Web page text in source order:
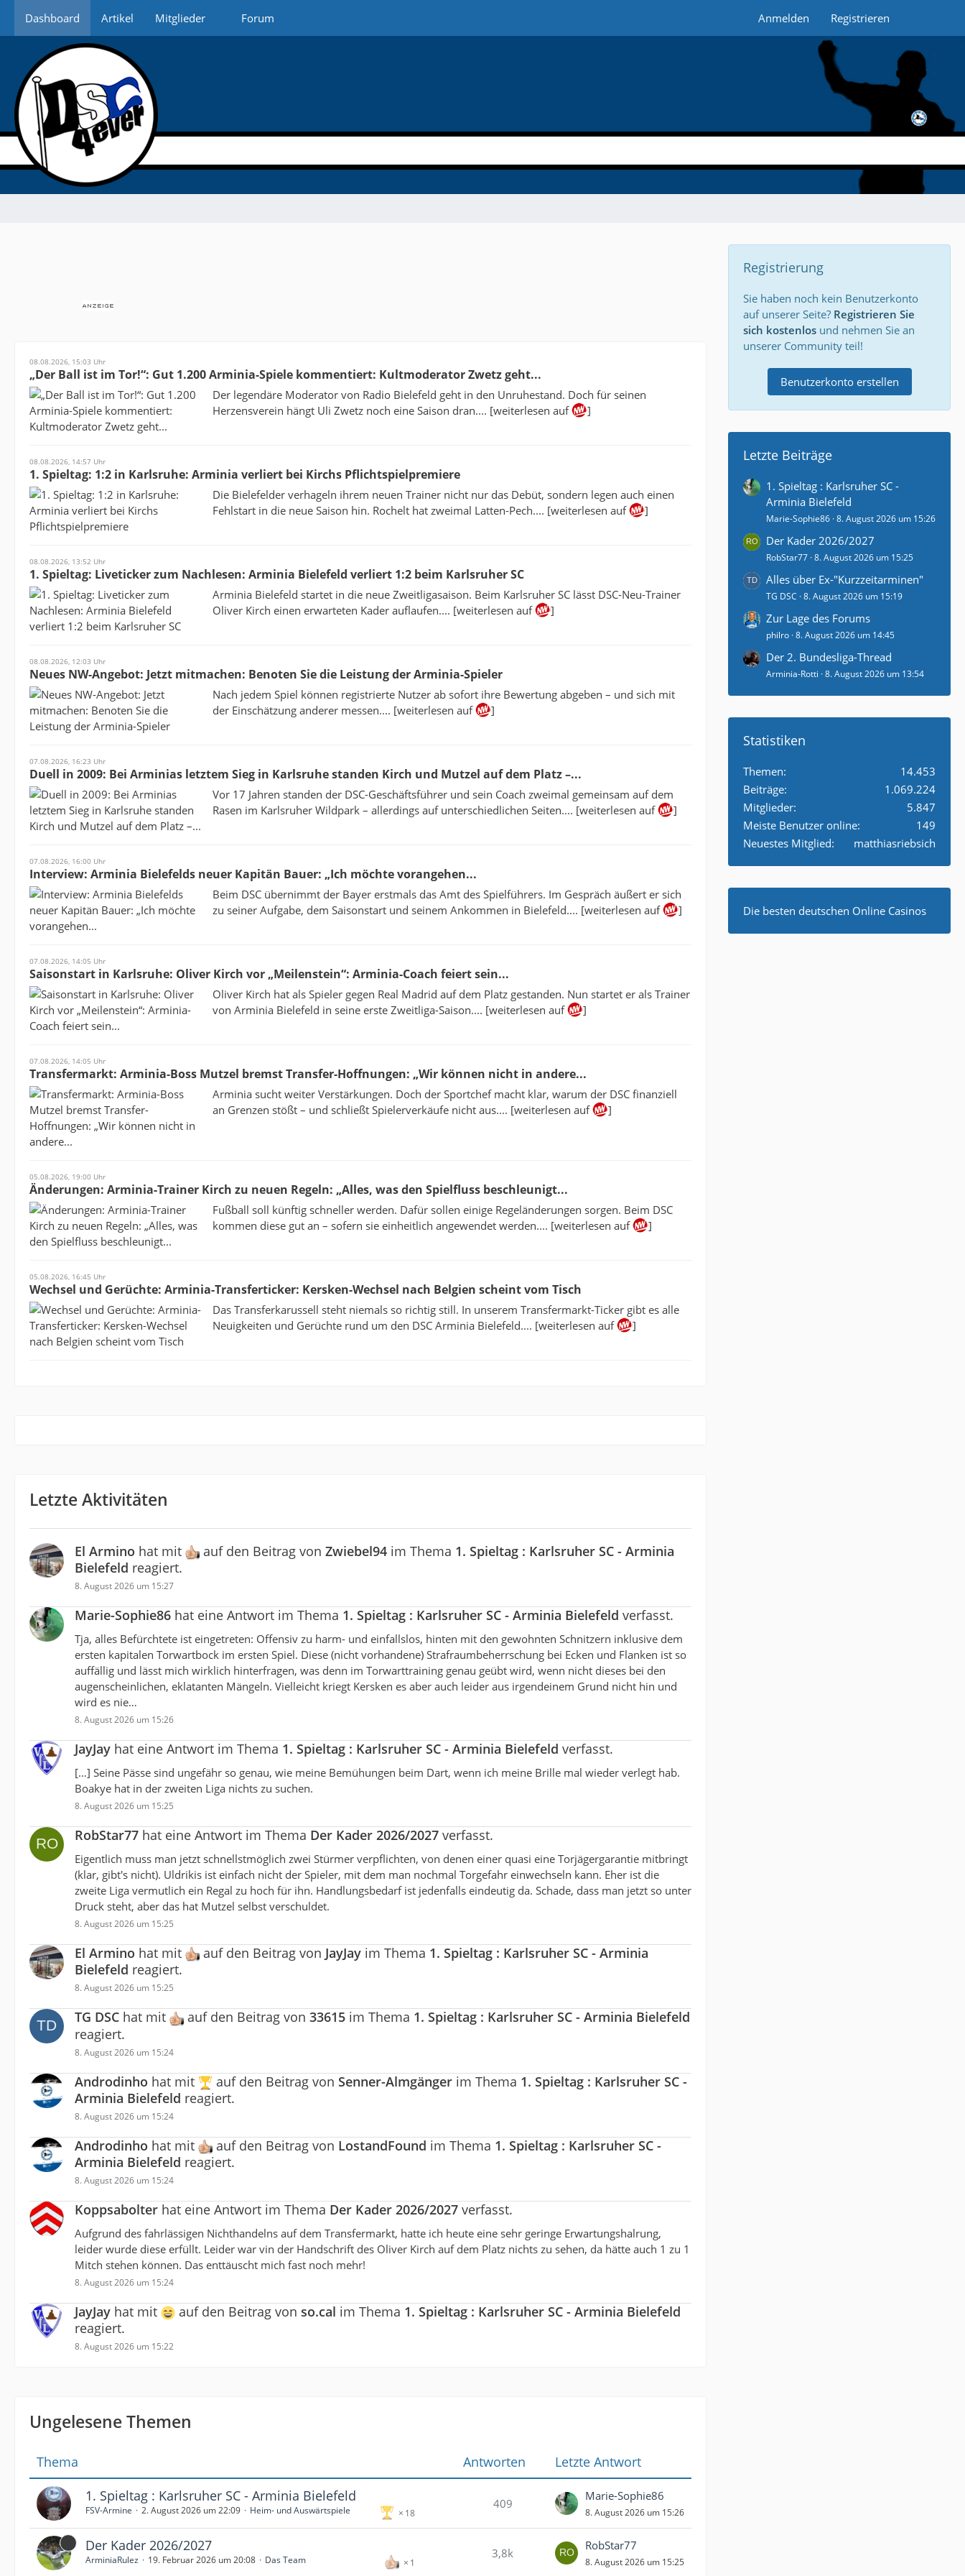
Dashboard Artikel Mitglieder Forum Anmelden Registrieren
08.08.2026, 15:03 Uhr
„Der Ball ist im Tor!“: Gut 1.200 Arminia-Spiele kommentiert: Kultmoderator Zwetz geht...
Der legendäre Moderator von Radio Bielefeld geht in den Unruhestand. Doch für seinen
Herzensverein hängt Uli Zwetz noch eine Saison dran.... [weiterlesen auf
]
08.08.2026, 14:57 Uhr
1. Spieltag: 1:2 in Karlsruhe: Arminia verliert bei Kirchs Pflichtspielpremiere
Die Bielefelder verhageln ihrem neuen Trainer nicht nur das Debüt, sondern legen auch einen
Fehlstart in die neue Saison hin. Rochelt hat zweimal Latten-Pech.... [weiterlesen auf
]
08.08.2026, 13:52 Uhr
1. Spieltag: Liveticker zum Nachlesen: Arminia Bielefeld verliert 1:2 beim Karlsruher SC
Arminia Bielefeld startet in die neue Zweitligasaison. Beim Karlsruher SC lässt DSC-Neu-Trainer
Oliver Kirch einen erwarteten Kader auflaufen.... [weiterlesen auf
]
08.08.2026, 12:03 Uhr
Neues NW-Angebot: Jetzt mitmachen: Benoten Sie die Leistung der Arminia-Spieler
Nach jedem Spiel können registrierte Nutzer ab sofort ihre Bewertung abgeben – und sich mit
der Einschätzung anderer messen.... [weiterlesen auf
]
07.08.2026, 16:23 Uhr
Duell in 2009: Bei Arminias letztem Sieg in Karlsruhe standen Kirch und Mutzel auf dem Platz –...
Vor 17 Jahren standen der DSC-Geschäftsführer und sein Coach zweimal gemeinsam auf dem
Rasen im Karlsruher Wildpark – allerdings auf unterschiedlichen Seiten.... [weiterlesen auf
]
07.08.2026, 16:00 Uhr
Interview: Arminia Bielefelds neuer Kapitän Bauer: „Ich möchte vorangehen...
Beim DSC übernimmt der Bayer erstmals das Amt des Spielführers. Im Gespräch äußert er sich
zu seiner Aufgabe, dem Saisonstart und seinem Ankommen in Bielefeld.... [weiterlesen auf
]
07.08.2026, 14:05 Uhr
Saisonstart in Karlsruhe: Oliver Kirch vor „Meilenstein“: Arminia-Coach feiert sein...
Oliver Kirch hat als Spieler gegen Real Madrid auf dem Platz gestanden. Nun startet er als Trainer
von Arminia Bielefeld in seine erste Zweitliga-Saison.... [weiterlesen auf
]
07.08.2026, 14:05 Uhr
Transfermarkt: Arminia-Boss Mutzel bremst Transfer-Hoffnungen: „Wir können nicht in andere...
Arminia sucht weiter Verstärkungen. Doch der Sportchef macht klar, warum der DSC finanziell
an Grenzen stößt – und schließt Spielerverkäufe nicht aus.... [weiterlesen auf
]
05.08.2026, 19:00 Uhr
Änderungen: Arminia-Trainer Kirch zu neuen Regeln: „Alles, was den Spielfluss beschleunigt...
Fußball soll künftig schneller werden. Dafür sollen einige Regeländerungen sorgen. Beim DSC
kommen diese gut an – sofern sie einheitlich angewendet werden.... [weiterlesen auf
]
05.08.2026, 16:45 Uhr
Wechsel und Gerüchte: Arminia-Transferticker: Kersken-Wechsel nach Belgien scheint vom Tisch
Das Transferkarussell steht niemals so richtig still. In unserem Transfermarkt-Ticker gibt es alle
Neuigkeiten und Gerüchte rund um den DSC Arminia Bielefeld.... [weiterlesen auf
]
Letzte Aktivitäten
El Armino hat mit auf den Beitrag von Zwiebel94 im Thema 1. Spieltag : Karlsruher SC - Arminia
Bielefeld reagiert.
8. August 2026 um 15:27
Marie-Sophie86 hat eine Antwort im Thema 1. Spieltag : Karlsruher SC - Arminia Bielefeld verfasst.
Tja, alles Befürchtete ist eingetreten: Offensiv zu harm- und einfallslos, hinten mit den gewohnten Schnitzern inklusive dem
ersten kapitalen Torwartbock im ersten Spiel. Diese (nicht vorhandene) Strafraumbeherrschung bei Ecken und Flanken ist so
auffällig und lässt mich wirklich hinterfragen, was denn im Torwarttraining genau geübt wird, wenn nicht dieses bei den
augenscheinlichen, eklatanten Mängeln. Vielleicht kriegt Kersken es aber auch leider aus irgendeinem Grund nicht hin und
wird es nie…
8. August 2026 um 15:26
JayJay hat eine Antwort im Thema 1. Spieltag : Karlsruher SC - Arminia Bielefeld verfasst.
[…] Seine Pässe sind ungefähr so genau, wie meine Bemühungen beim Dart, wenn ich meine Brille mal wieder verlegt hab.
Boakye hat in der zweiten Liga nichts zu suchen.
8. August 2026 um 15:25
RobStar77 hat eine Antwort im Thema Der Kader 2026/2027 verfasst.
Eigentlich muss man jetzt schnellstmöglich zwei Stürmer verpflichten, von denen einer quasi eine Torjägergarantie mitbringt
(klar, gibt's nicht). Uldrikis ist einfach nicht der Spieler, mit dem man nochmal Torgefahr einwechseln kann. Eher ist die
zweite Liga vermutlich ein Regal zu hoch für ihn. Handlungsbedarf ist jedenfalls eindeutig da. Schade, dass man jetzt so unter
Druck steht, aber das hat Mutzel selbst verschuldet.
8. August 2026 um 15:25
El Armino hat mit auf den Beitrag von JayJay im Thema 1. Spieltag : Karlsruher SC - Arminia
Bielefeld reagiert.
8. August 2026 um 15:25
TG DSC hat mit auf den Beitrag von 33615 im Thema 1. Spieltag : Karlsruher SC - Arminia Bielefeld
reagiert.
8. August 2026 um 15:24
Androdinho hat mit auf den Beitrag von Senner-Almgänger im Thema 1. Spieltag : Karlsruher SC -
Arminia Bielefeld reagiert.
8. August 2026 um 15:24
Androdinho hat mit auf den Beitrag von LostandFound im Thema 1. Spieltag : Karlsruher SC -
Arminia Bielefeld reagiert.
8. August 2026 um 15:24
Koppsabolter hat eine Antwort im Thema Der Kader 2026/2027 verfasst.
Aufgrund des fahrlässigen Nichthandelns auf dem Transfermarkt, hatte ich heute eine sehr geringe Erwartungshalrung,
leider wurde diese erfüllt. Leider war vin der Handschrift des Oliver Kirch auf dem Platz nichts zu sehen, da hätte auch 1 zu 1
Mitch stehen können. Das enttäuscht mich fast noch mehr!
8. August 2026 um 15:24
JayJay hat mit auf den Beitrag von so.cal im Thema 1. Spieltag : Karlsruher SC - Arminia Bielefeld
reagiert.
8. August 2026 um 15:22
Ungelesene Themen
Thema Antworten
Letzte Antwort
1. Spieltag : Karlsruher SC - Arminia Bielefeld
18
FSV-Armine 2. August 2026 um 22:09 Heim- und Auswärtspiele 409
Marie-Sophie86
8. August 2026 um 15:26
Der Kader 2026/2027
1
ArminiaRulez 19. Februar 2026 um 20:08 Das Team 3,8k
RobStar77
8. August 2026 um 15:25
Registrierung
Sie haben noch kein Benutzerkonto
auf unserer Seite? Registrieren Sie
sich kostenlos und nehmen Sie an
unserer Community teil!
Benutzerkonto erstellen
Letzte Beiträge
1. Spieltag : Karlsruher SC -
Arminia Bielefeld
Marie-Sophie86 8. August 2026 um 15:26
Der Kader 2026/2027
RobStar77 8. August 2026 um 15:25
Alles über Ex-"Kurzzeitarminen"
TG DSC 8. August 2026 um 15:19
Zur Lage des Forums
philro 8. August 2026 um 14:45
Der 2. Bundesliga-Thread
Arminia-Rotti 8. August 2026 um 13:54
Statistiken
Themen
14.453
Beiträge
1.069.224
Mitglieder
5.847
Meiste Benutzer online
149
Neuestes Mitglied
matthiasriebsich
Die besten deutschen Online Casinos